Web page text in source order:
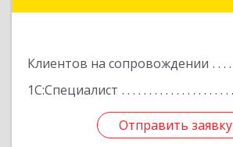
Клиентов на сопровождении
1С:Специалист
Отправить заявку
Отправить заявку